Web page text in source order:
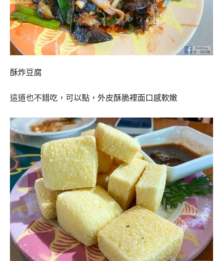
酥炸豆腐
這道也不錯吃，可以點，外皮酥脆裡面口感軟嫩